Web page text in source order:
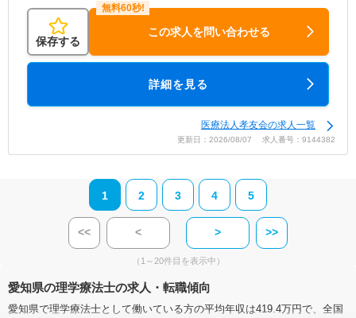
保存する
この求人を問い合わせる
詳細を見る
医療法人孝友会の求人一覧
更新日：2026/08/07 求人番号：9144382
1 2 3 4 5
<< < > >>
（1～20件目を表示中）
愛知県の理学療法士の求人・転職傾向
愛知県で理学療法士として働いている方の平均年収は419.4万円で、全国